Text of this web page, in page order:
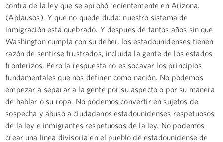
contra de la ley que se aprobó recientemente en Arizona.
(Aplausos). Y que no quede duda: nuestro sistema de
inmigración está quebrado. Y después de tantos años sin que
Washington cumpla con su deber, los estadounidenses tienen
razón de sentirse frustrados, incluida la gente de los estados
fronterizos. Pero la respuesta no es socavar los principios
fundamentales que nos definen como nación. No podemos
empezar a separar a la gente por su aspecto o por su manera
de hablar o su ropa. No podemos convertir en sujetos de
sospecha y abuso a ciudadanos estadounidenses respetuosos
de la ley e inmigrantes respetuosos de la ley. No podemos
crear una línea divisoria en el pueblo de estadounidense de